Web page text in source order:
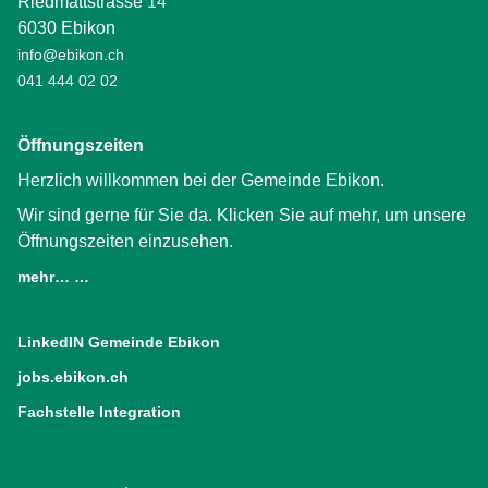
6030 Ebikon
info@ebikon.ch
041 444 02 02
Öffnungszeiten
Herzlich willkommen bei der Gemeinde Ebikon.
Wir sind gerne für Sie da. Klicken Sie auf mehr, um unsere
Öffnungszeiten einzusehen.
mehr… …
LinkedIN Gemeinde Ebikon
jobs.ebikon.ch
Fachstelle Integration